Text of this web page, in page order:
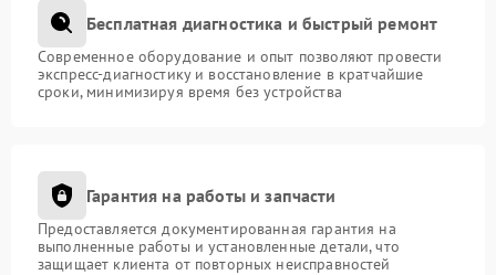
Бесплатная диагностика и быстрый ремонт
Современное оборудование и опыт позволяют провести
экспресс-диагностику и восстановление в кратчайшие
сроки, минимизируя время без устройства
Гарантия на работы и запчасти
Предоставляется документированная гарантия на
выполненные работы и установленные детали, что
защищает клиента от повторных неисправностей